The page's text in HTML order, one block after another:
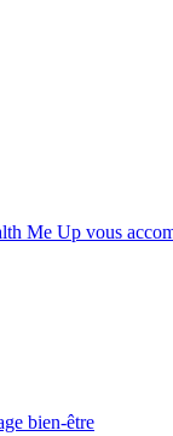
Me Up vous
bien-être